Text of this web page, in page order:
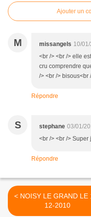
Ajouter un
M missangels 10/
<br /> <br /> elle
cru comprendre
/> <br /> bisous<br
Répondre
S stephane 03/01/
<br /> <br /> Super
Répondre
< NOISY LE GRAND LE 19-
12-2010